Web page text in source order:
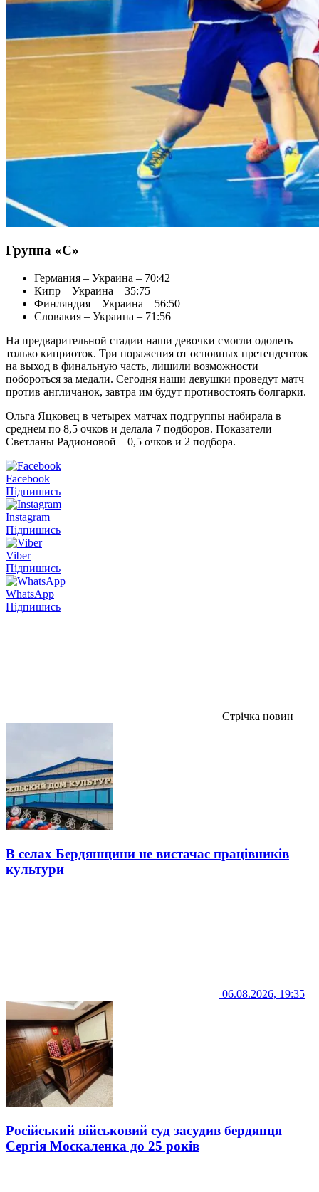
Группа «С»
Германия – Украина – 70:42
Кипр – Украина – 35:75
Финляндия – Украина – 56:50
Словакия – Украина – 71:56
На предварительной стадии наши девочки смогли одолеть
только киприоток. Три поражения от основных претенденток
на выход в финальную часть, лишили возможности
побороться за медали. Сегодня наши девушки проведут матч
против англичанок, завтра им будут противостоять болгарки.
Ольга Яцковец в четырех матчах подгруппы набирала в
среднем по 8,5 очков и делала 7 подборов. Показатели
Светланы Радионовой – 0,5 очков и 2 подбора.
Facebook
Підпишись
Instagram
Підпишись
Viber
Підпишись
WhatsApp
Підпишись
Стрічка новин
В селах Бердянщини не вистачає працівників
культури
06.08.2026, 19:35
Російський військовий суд засудив бердянця
Сергія Москаленка до 25 років